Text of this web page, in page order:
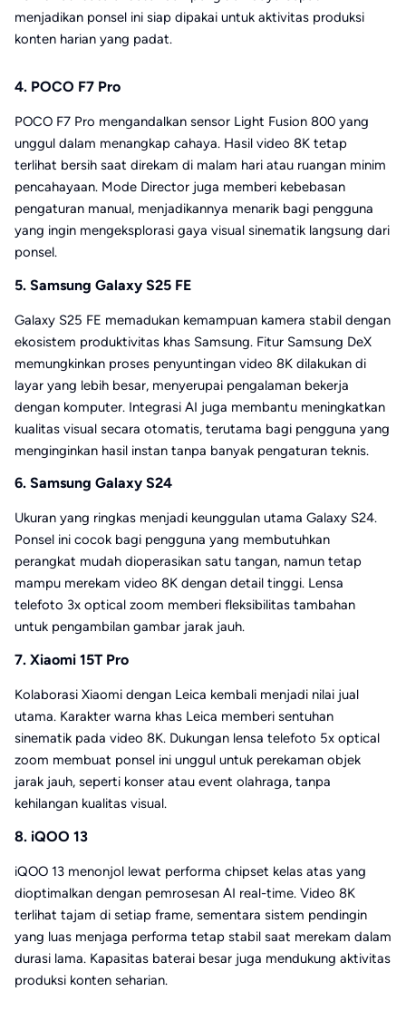
menjadikan ponsel ini siap dipakai untuk aktivitas produksi
konten harian yang padat.
4. POCO F7 Pro
POCO F7 Pro mengandalkan sensor Light Fusion 800 yang
unggul dalam menangkap cahaya. Hasil video 8K tetap
terlihat bersih saat direkam di malam hari atau ruangan minim
pencahayaan. Mode Director juga memberi kebebasan
pengaturan manual, menjadikannya menarik bagi pengguna
yang ingin mengeksplorasi gaya visual sinematik langsung dari
ponsel.
5. Samsung Galaxy S25 FE
Galaxy S25 FE memadukan kemampuan kamera stabil dengan
ekosistem produktivitas khas Samsung. Fitur Samsung DeX
memungkinkan proses penyuntingan video 8K dilakukan di
layar yang lebih besar, menyerupai pengalaman bekerja
dengan komputer. Integrasi AI juga membantu meningkatkan
kualitas visual secara otomatis, terutama bagi pengguna yang
menginginkan hasil instan tanpa banyak pengaturan teknis.
6. Samsung Galaxy S24
Ukuran yang ringkas menjadi keunggulan utama Galaxy S24.
Ponsel ini cocok bagi pengguna yang membutuhkan
perangkat mudah dioperasikan satu tangan, namun tetap
mampu merekam video 8K dengan detail tinggi. Lensa
telefoto 3x optical zoom memberi fleksibilitas tambahan
untuk pengambilan gambar jarak jauh.
7. Xiaomi 15T Pro
Kolaborasi Xiaomi dengan Leica kembali menjadi nilai jual
utama. Karakter warna khas Leica memberi sentuhan
sinematik pada video 8K. Dukungan lensa telefoto 5x optical
zoom membuat ponsel ini unggul untuk perekaman objek
jarak jauh, seperti konser atau event olahraga, tanpa
kehilangan kualitas visual.
8. iQOO 13
iQOO 13 menonjol lewat performa chipset kelas atas yang
dioptimalkan dengan pemrosesan AI real-time. Video 8K
terlihat tajam di setiap frame, sementara sistem pendingin
yang luas menjaga performa tetap stabil saat merekam dalam
durasi lama. Kapasitas baterai besar juga mendukung aktivitas
produksi konten seharian.